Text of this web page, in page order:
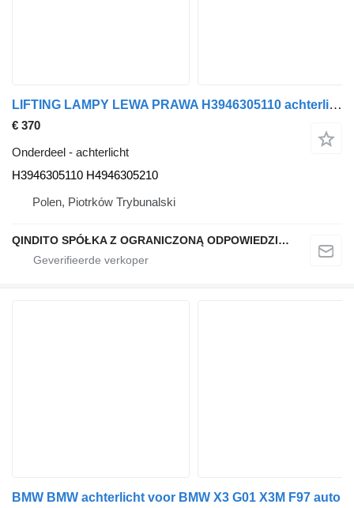
LIFTING LAMPY LEWA PRAWA H3946305110 achterlicht voor BMW X3 G01 X3M F97 auto
€ 370
Onderdeel - achterlicht
H3946305110 H4946305210
Polen, Piotrków Trybunalski
QINDITO SPÓŁKA Z OGRANICZONĄ ODPOWIEDZIALNOŚCIĄ
BMW BMW achterlicht voor BMW X3 G01 X3M F97 auto